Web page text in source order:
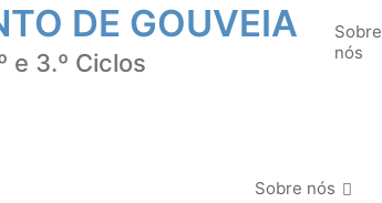
DE GOUVEIA
e 3.º Ciclos
Sobre
nós
Sobre nós